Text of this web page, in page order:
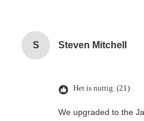
S Steven Mitchell
Het is nuttig. (21)
We upgraded to the